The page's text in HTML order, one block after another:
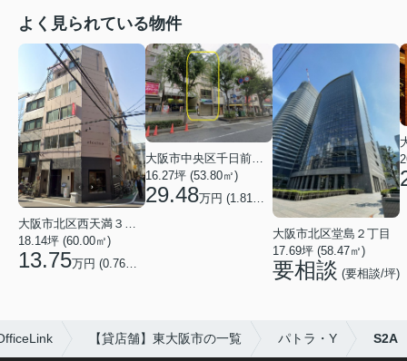
よく見られている物件
18.14坪 (60.00㎡)
13.75万円 (0.76万円/坪)
大阪市中央区千日前１丁目
16.27坪 (53.80㎡)
29.48万円 (1.81万円/坪)
大阪市北区堂島２丁目
17.69坪 (58.47㎡)
要相談 (要相談/坪)
【貸店舗】東大阪市の一覧 パトラ・Y S2A